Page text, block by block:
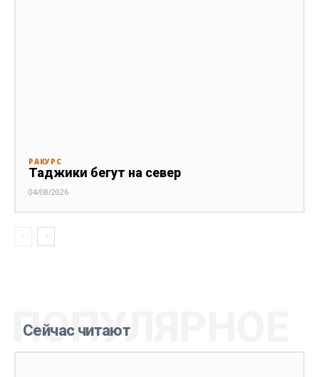
РАКУРС
Таджики бегут на север
04/08/2026
Сейчас читают
ПОПУЛЯРНОЕ